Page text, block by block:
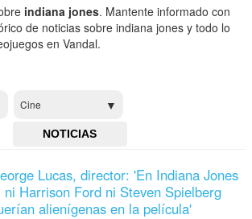
indiana jones. Mantente informado con
de noticias sobre indiana jones y todo lo
en Vandal.
Cine
NOTICIAS
Lucas, director: 'En Indiana Jones
ni Harrison Ford ni Steven Spielberg
alienígenas en la película'